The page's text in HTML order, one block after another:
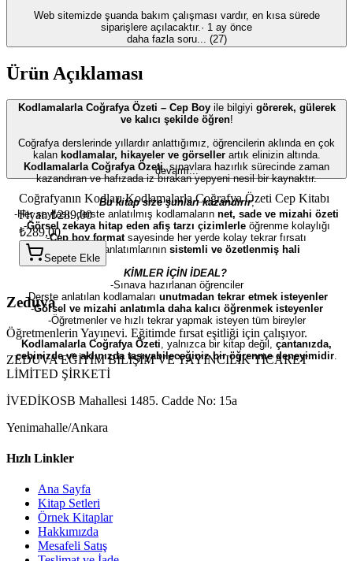
Web sitemizde şuanda bakım çalışması vardır, en kısa sürede
siparişlere açılacaktır. · 1 ay önce
daha fazla soru... (27)
Ürün Açıklaması
Kodlamalarla Coğrafya Özeti – Cep Boyile bilgiyi görerek, gülerek
ve kalıcı şekilde öğren!
Coğrafya derslerinde yıllardır anlattığımız, öğrencilerin aklında en çok
kalan kodlamalar, hikayeler ve görsellerartık elinizin altında.
Kodlamalarla Coğrafya Özeti, sınavlara hazırlık sürecinde zaman
kazandıran ve hafızada iz bırakan yepyeni nesil bir kaynaktır.
Bu kitap size şunları kazandırır;
-Her sayfası, derste anlatılmış kodlamaların net, sade ve mizahi özeti
-Görsel zekaya hitap eden afiş tarzı çizimlerleöğrenme kolaylığı
-Cep boy formatsayesinde her yerde kolay tekrar fırsatı
-Öğretmen anlatımlarının sistemli ve özetlenmiş hali
KİMLER İÇİN İDEAL?
-Sınava hazırlanan öğrenciler
-Derste anlatılan kodlamaları unutmadan tekrar etmek isteyenler
-Görsel ve mizahi anlatımla daha kalıcı öğrenmek isteyenler
-Öğretmenler ve hızlı tekrar yapmak isteyen tüm bireyler
Kodlamalarla Coğrafya Özeti, yalnızca bir kitap değil, çantanızda,
cebinizde ve aklınızda taşıyabileceğiniz bir öğrenme deneyimidir.
devamı...
Coğrafyanın Kodları Kodlamalarla Coğrafya Özeti Cep Kitabı
Fiyat: ₺289,00
₺289,00
Sepete Ekle
Zeduva
Öğretmenlerin Yayınevi. Eğitimde fırsat eşitliği için çalışıyor.
ZEDUVA EĞİTİM BİLİŞİM VE YAYINCILIK TİCARET
LİMİTED ŞİRKETİ
İVEDİKOSB Mahallesi 1485. Cadde No: 15a
Yenimahalle/Ankara
Hızlı Linkler
Ana Sayfa
Kitap Setleri
Örnek Kitaplar
Hakkımızda
Mesafeli Satış